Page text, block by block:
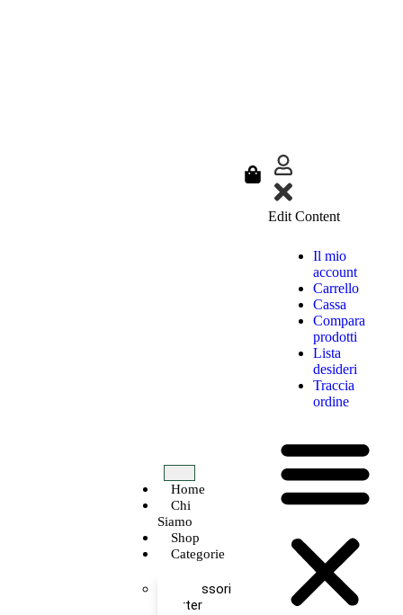
Home
Chi
Siamo
Shop
Categorie
Accessori
inverter
Edit Content
Il mio
account
Carrello
Cassa
Compara
prodotti
Lista
desideri
Traccia
ordine